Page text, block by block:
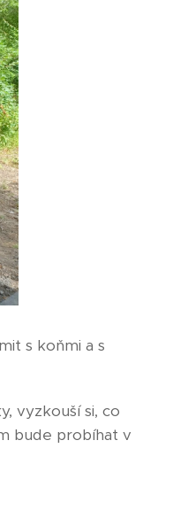
s koňmi a s
vyzkouší si, co
bude probíhat v